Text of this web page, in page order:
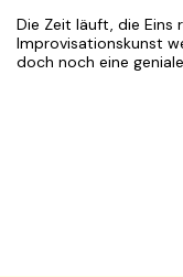
Die Zeit läuft, die Eins
Improvisationskunst
doch noch eine